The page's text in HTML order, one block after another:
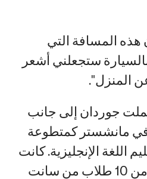
هذه المسافة التي
ستجعلني أشعر
المنزل".
جوردان إلى جانب
في مانشستر كمتطوعة
اللغة الإنجليزية. كانت
جزءاً من فريق مكون من 10 طلاب من سانت